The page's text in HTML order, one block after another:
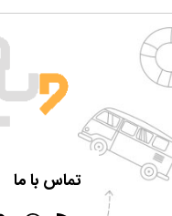
تماس با ما